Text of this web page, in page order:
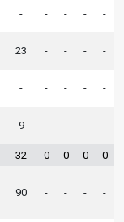
- - - - -
23 - - - -
- - - - -
9 - - - -
32 0 0 0 0
90 - - - -